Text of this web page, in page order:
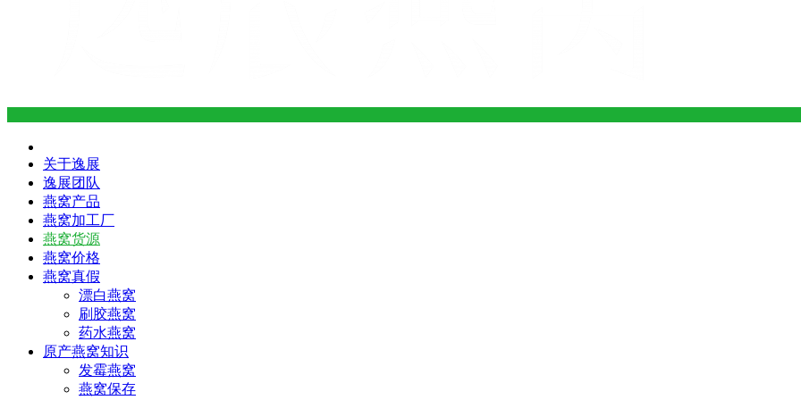
关于逸展
逸展团队
燕窝产品
燕窝加工厂
燕窝货源
燕窝价格
燕窝真假
漂白燕窝
刷胶燕窝
药水燕窝
原产燕窝知识
发霉燕窝
燕窝保存